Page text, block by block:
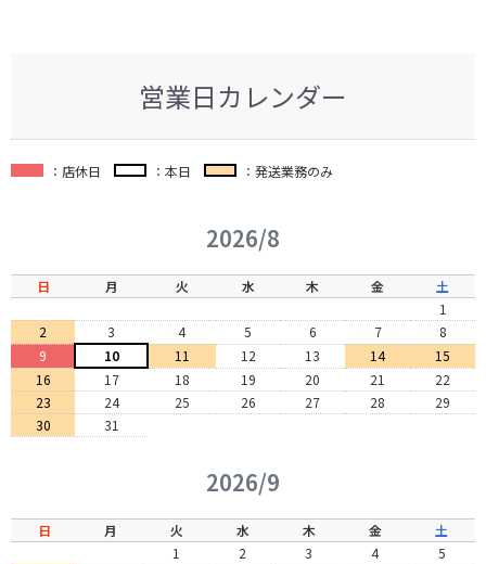
営業日カレンダー
：店休日 ：本日 ：発送業務のみ
2026/8
日 月 火 水 木 金
土
1
2
3 4 5 6 7
8
9
10 11 12 13 14
15
16
17 18 19 20 21
22
23
24 25 26 27 28
29
30
31
2026/9
日 月 火 水 木 金
土
1
2 3 4
5